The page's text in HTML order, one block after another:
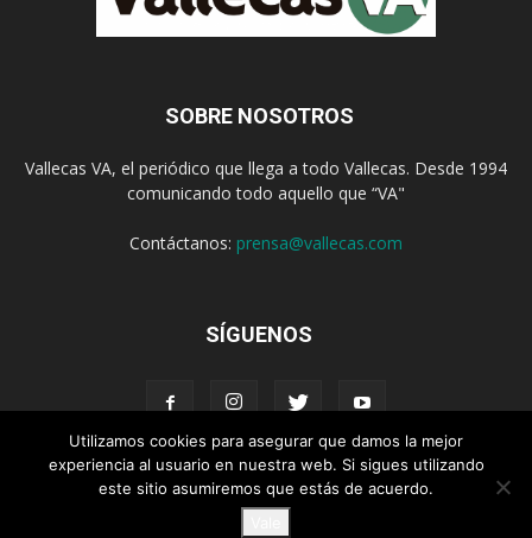
SOBRE NOSOTROS
Vallecas VA, el periódico que llega a todo Vallecas. Desde 1994
comunicando todo aquello que “VA"
Contáctanos: prensa@vallecas.com
SÍGUENOS
Aviso Legal Política de cookies
© Vallecas VA - www.vallecas.com
Utilizamos cookies para asegurar que damos la mejor
experiencia al usuario en nuestra web. Si sigues utilizando
este sitio asumiremos que estás de acuerdo.